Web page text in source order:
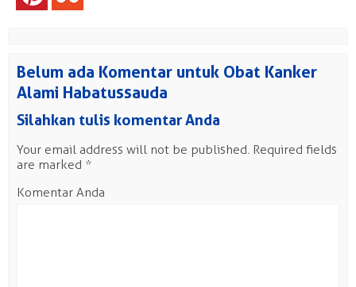
Belum ada Komentar untuk Obat Kanker
Alami Habatussauda
Silahkan tulis komentar Anda
Your email address will not be published. Required fields
are marked *
Komentar Anda